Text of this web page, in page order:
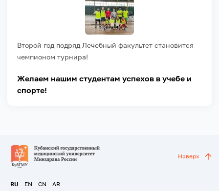
Второй год подряд Лечебный факультет становится
чемпионом турнира!
Желаем нашим студентам успехов в учебе и
спорте!
RU EN CN AR
Наверх